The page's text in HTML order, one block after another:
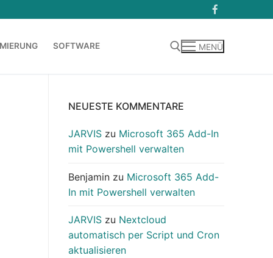
SOFTWARE MENÜ
NEUESTE KOMMENTARE
JARVIS zu Microsoft 365 Add-In
mit Powershell verwalten
Benjamin zu Microsoft 365 Add-
In mit Powershell verwalten
JARVIS zu Nextcloud
automatisch per Script und Cron
aktualisieren